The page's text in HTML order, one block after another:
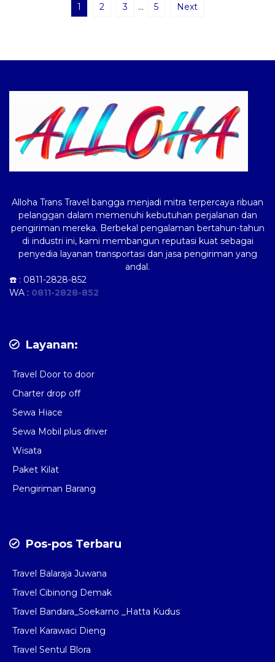
1 2 3 … 5 Next
Alloha Trans Travel bangga menjadi mitra terpercaya ribuan
pelanggan dalam memenuhi kebutuhan perjalanan dan
pengiriman mereka. Berbekal pengalaman bertahun-tahun
di industri ini, kami membangun reputasi kuat sebagai
penyedia layanan transportasi dan jasa pengiriman yang
andal.
☎️ : 0811-2828-852
WA : 0811-2828-852
Layanan:
Travel Door to door
Charter drop off
Sewa Hiace
Sewa Mobil plus driver
Wisata
Paket Kilat
Pengiriman Barang
Pos-pos Terbaru
Travel Balaraja Juwana
Travel Cibinong Demak
Travel Bandara_Soekarno _Hatta Kudus
Travel Karawaci Dieng
Travel Sentul Blora